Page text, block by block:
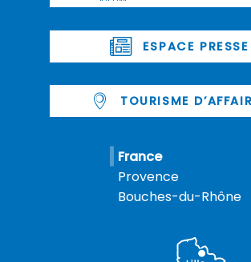
ESPACE PRESSE
TOURISME
France
Provence
Bouches-du-Rhône